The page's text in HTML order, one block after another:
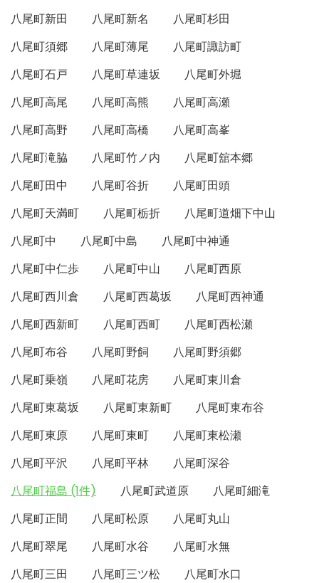
八尾町新田
八尾町新名
八尾町杉田
八尾町須郷
八尾町薄尾
八尾町諏訪町
八尾町石戸
八尾町草連坂
八尾町外堀
八尾町高尾
八尾町高熊
八尾町高瀬
八尾町高野
八尾町高橋
八尾町高峯
八尾町滝脇
八尾町竹ノ内
八尾町舘本郷
八尾町田中
八尾町谷折
八尾町田頭
八尾町天満町
八尾町栃折
八尾町道畑下中山
八尾町中
八尾町中島
八尾町中神通
八尾町中仁歩
八尾町中山
八尾町西原
八尾町西川倉
八尾町西葛坂
八尾町西神通
八尾町西新町
八尾町西町
八尾町西松瀬
八尾町布谷
八尾町野飼
八尾町野須郷
八尾町乗嶺
八尾町花房
八尾町東川倉
八尾町東葛坂
八尾町東新町
八尾町東布谷
八尾町東原
八尾町東町
八尾町東松瀬
八尾町平沢
八尾町平林
八尾町深谷
八尾町福島 (1件)
八尾町武道原
八尾町細滝
八尾町正間
八尾町松原
八尾町丸山
八尾町翠尾
八尾町水谷
八尾町水無
八尾町三田
八尾町三ツ松
八尾町水口